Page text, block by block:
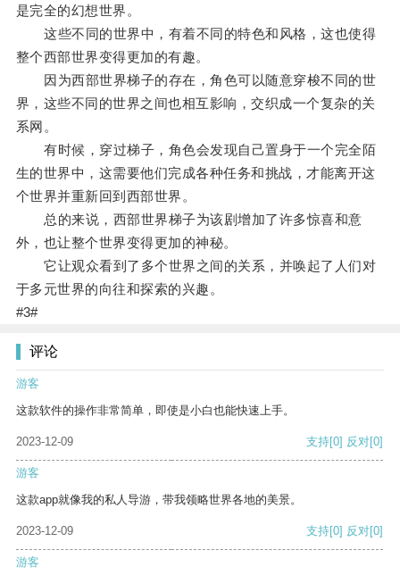
是完全的幻想世界。
这些不同的世界中，有着不同的特色和风格，这也使得
整个西部世界变得更加的有趣。
因为西部世界梯子的存在，角色可以随意穿梭不同的世
界，这些不同的世界之间也相互影响，交织成一个复杂的关
系网。
有时候，穿过梯子，角色会发现自己置身于一个完全陌
生的世界中，这需要他们完成各种任务和挑战，才能离开这
个世界并重新回到西部世界。
总的来说，西部世界梯子为该剧增加了许多惊喜和意
外，也让整个世界变得更加的神秘。
它让观众看到了多个世界之间的关系，并唤起了人们对
于多元世界的向往和探索的兴趣。
#3#
评论
游客
这款软件的操作非常简单，即使是小白也能快速上手。
2023-12-09 支持[0] 反对[0]
游客
这款app就像我的私人导游，带我领略世界各地的美景。
2023-12-09 支持[0] 反对[0]
游客